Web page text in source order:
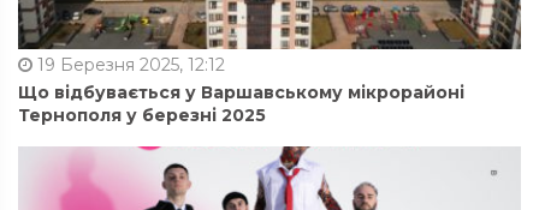
19 Березня 2025, 12:12
Що відбувається у Варшавському мікрорайоні
Тернополя у березні 2025